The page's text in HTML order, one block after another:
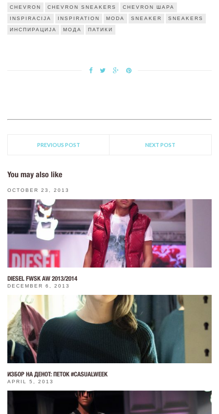
CHEVRON CHEVRON SNEAKERS CHEVRON ШАРА
INSPIRACIJA INSPIRATION MODA SNEAKER SNEAKERS
ИНСПИРАЦИЈА МОДА ПАТИКИ
PREVIOUS POST NEXT POST
You may also like
OCTOBER 23, 2013
DIESEL FWSK AW 2013/2014
DECEMBER 6, 2013
ИЗБОР НА ДЕНОТ: ПЕТОК #CASUALWEEK
APRIL 5, 2013